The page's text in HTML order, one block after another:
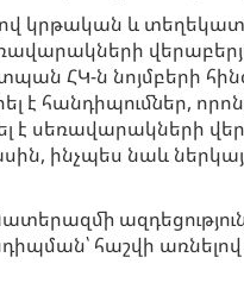
կրթական և
ՀԿ-ն նոյմբերի
է հանդիպումներ,
սեռավարակների
ինչպես նաև
հաշվի